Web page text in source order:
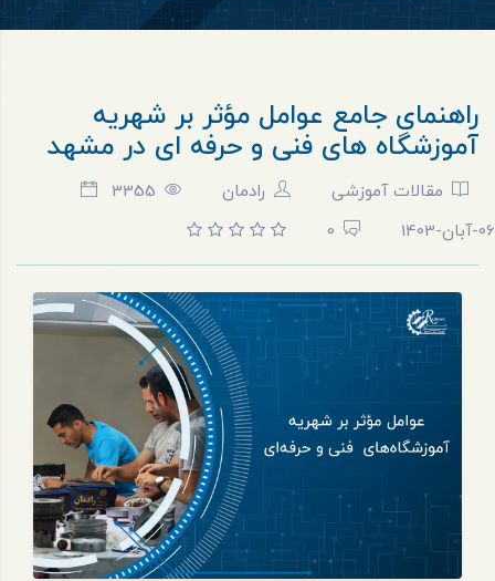
راهنمای جامع عوامل مؤثر بر شهریه
آموزشگاه های فنی و حرفه ای در مشهد
مقالات آموزشی رادمان
3355
06-آبان-1403
0